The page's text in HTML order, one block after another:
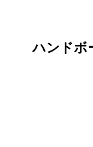
ハンドボ